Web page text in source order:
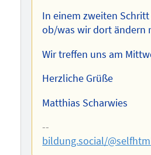
In einem zweiten
ob/was wir dort ändern
Wir treffen uns am
Herzliche Grüße
Matthias Scharwies
--
bildung.social/